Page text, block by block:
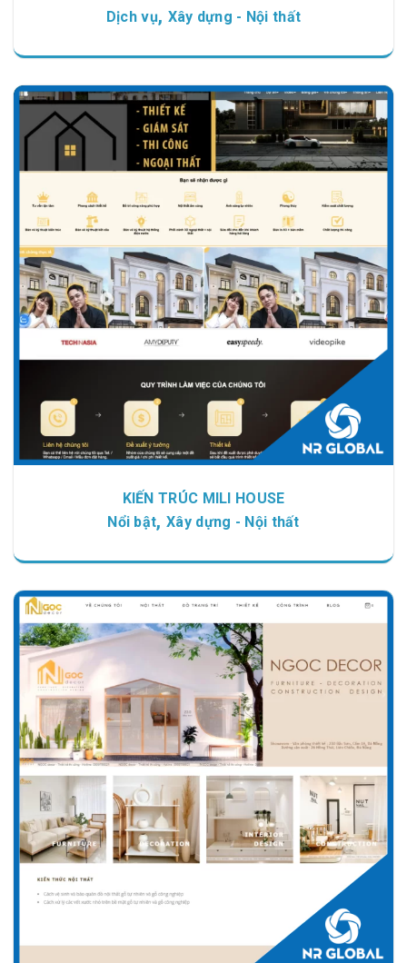
Dịch vụ, Xây dựng - Nội thất
Chi tiết Xem giao diện
KIẾN TRÚC MILI HOUSE
Nổi bật, Xây dựng - Nội thất
Chi tiết Xem giao diện